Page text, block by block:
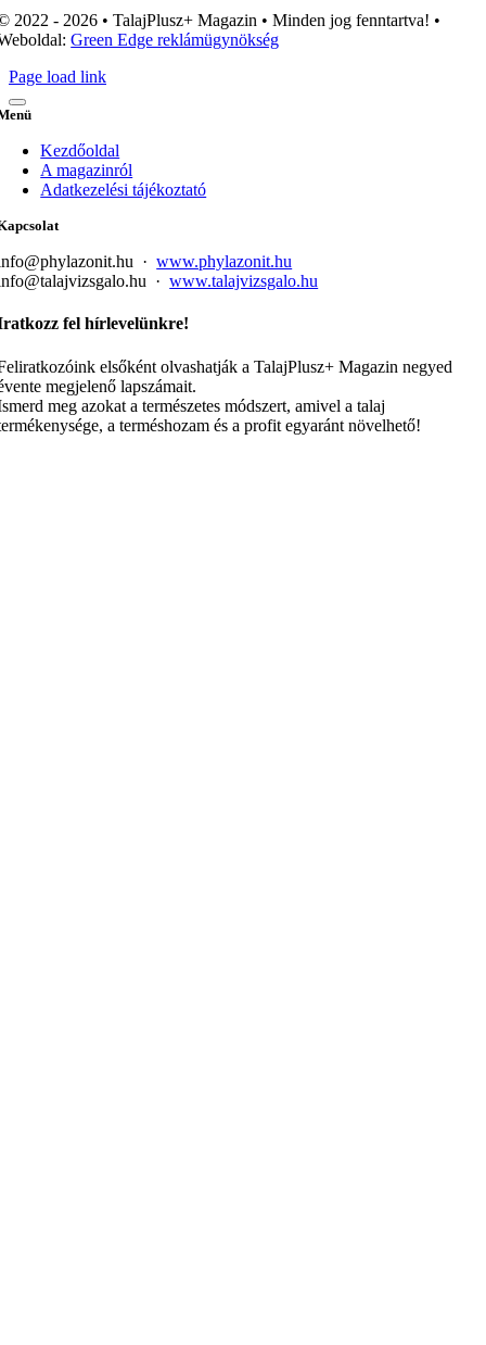
2022 - 2026 • TalajPlusz+ Magazin • Minden jog fenntartva! •
Green Edge reklámügynökség
Page load link
Kezdőoldal
A magazinról
Adatkezelési tájékoztató
·www.phylazonit.hu
·www.talajvizsgalo.hu
fel hírlevelünkre!
elsőként olvashatják a TalajPlusz+ Magazin negyed
megjelenő lapszámait.
meg azokat a természetes módszert, amivel a talaj
a terméshozam és a profit egyaránt növelhető!